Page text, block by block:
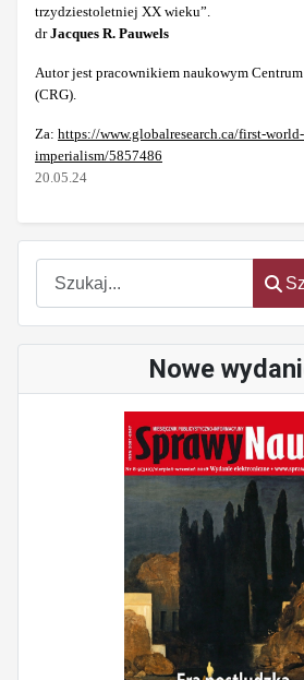
Szukaj
Nowe
trzydziestoletniej XX wieku”.
drJacques R. Pauwels
Autor jest pracownikiem naukowym
(CRG).
Za: https://www.globalresearch.ca/first-
imperialism/5857486
20.05.24